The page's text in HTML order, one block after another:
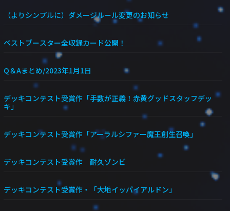
（よりシンプルに）ダメージルール変更のお知らせ
ベストブースター全収録カード公開！
Q＆Aまとめ/2023年1月1日
デッキコンテスト受賞作「手数が正義！赤黄グッドスタッフデッ
キ」
デッキコンテスト受賞作「アーラルシファー魔王創生召喚」
デッキコンテスト受賞作 耐久ゾンビ
デッキコンテスト受賞作・「大地イッパイアルドン」